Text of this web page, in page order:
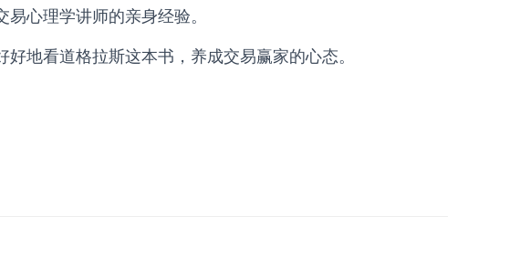
心理学讲师的亲身经验。
地看道格拉斯这本书，养成交易赢家的心态。